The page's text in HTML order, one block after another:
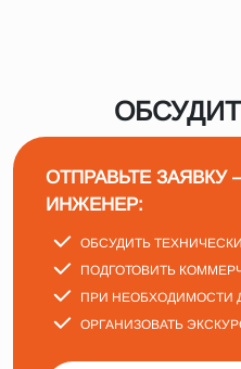
ОТПРАВЬТЕ
ИНЖЕНЕР:
ОБСУДИТЬ
ПОДГОТОВИТЬ
ПРИ НЕОБХОДИМОСТИ
ОРГАНИЗОВАТЬ